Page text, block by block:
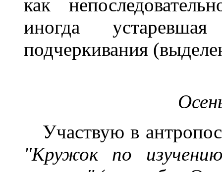
как
иногда
подчеркивания
Участвую в
"Кружок по